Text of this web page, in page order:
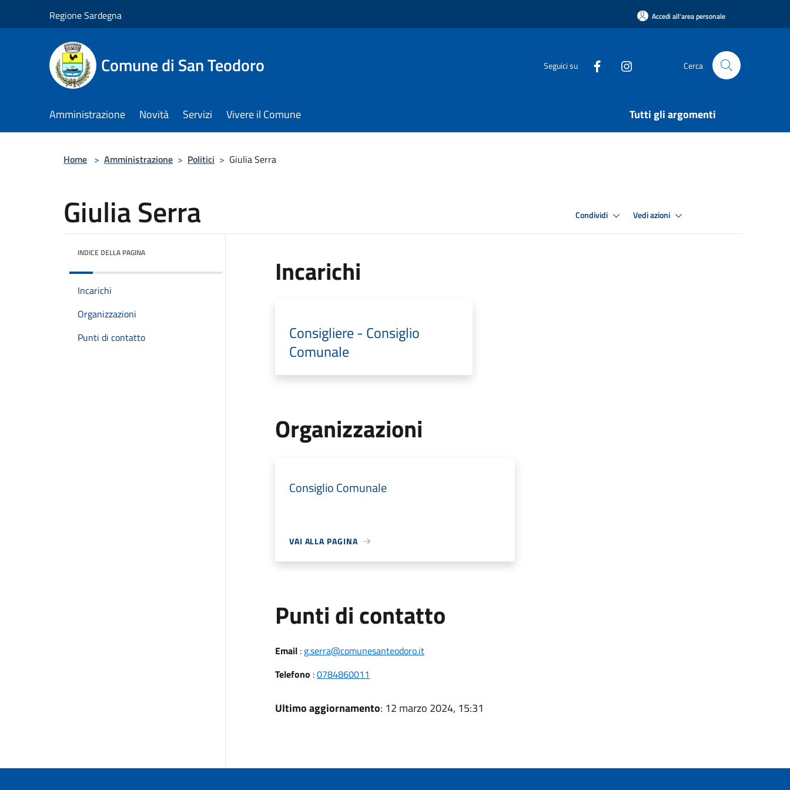
Regione Sardegna Accedi all'area personale
Comune di San Teodoro Seguici su Cerca
Amministrazione Novità Servizi Vivere il Comune Tutti gli argomenti
Home > Amministrazione > Politici > Giulia Serra
Giulia Serra Condividi Vedi azioni
INDICE DELLA PAGINA
Incarichi
Organizzazioni
Punti di contatto
Incarichi
Consigliere - Consiglio
Comunale
Organizzazioni
Consiglio Comunale
VAI ALLA PAGINA
Punti di contatto
Email: g.serra@comunesanteodoro.it
Telefono :0784860011
Ultimo aggiornamento: 12 marzo 2024, 15:31